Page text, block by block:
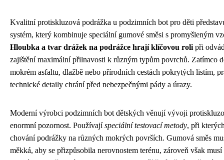
Kvalitní protiskluzová podrážka u podzimních bot pro děti
systém, který kombinuje speciální gumové směsi s promyšleným
Hloubka a tvar drážek na podrážce hrají klíčovou roli při
zajištění maximální přilnavosti k různým typům povrchů. Zatímco
mokrém asfaltu, dlažbě nebo přírodních cestách pokrytých listím,
technické detaily chrání před nebezpečnými pády a úrazy.
Moderní výrobci podzimních bot dětských věnují vývoji
enormní pozornost. Používajíspeciální testovací metody, při
chování podrážky na různých mokrých površích. Gumová směs
měkká, aby se přizpůsobila nerovnostem terénu, zároveň však